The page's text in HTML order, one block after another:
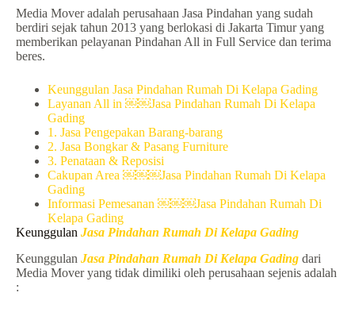
Media Mover adalah perusahaan Jasa Pindahan yang sudah
berdiri sejak tahun 2013 yang berlokasi di Jakarta Timur yang
memberikan pelayanan Pindahan All in Full Service dan terima
beres.
Keunggulan Jasa Pindahan Rumah Di Kelapa Gading
Layanan All in ￼￼Jasa Pindahan Rumah Di Kelapa
Gading
1. Jasa Pengepakan Barang-barang
2. Jasa Bongkar & Pasang Furniture
3. Penataan & Reposisi
Cakupan Area ￼￼￼Jasa Pindahan Rumah Di Kelapa
Gading
Informasi Pemesanan ￼￼￼Jasa Pindahan Rumah Di
Kelapa Gading
Keunggulan Jasa Pindahan Rumah Di Kelapa Gading
Keunggulan Jasa Pindahan Rumah Di Kelapa Gading dari
Media Mover yang tidak dimiliki oleh perusahaan sejenis adalah
: